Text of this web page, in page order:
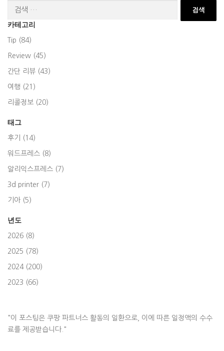
카테고리
Tip (84)
Review (45)
간단 리뷰 (43)
여행 (21)
리콜정보 (20)
태그
후기 (14)
워드프레스 (8)
알리익스프레스 (7)
3d printer (7)
기아 (5)
년도
2026 (8)
2025 (78)
2024 (200)
2023 (66)
"이 포스팅은 쿠팡 파트너스 활동의 일환으로, 이에 따른 일정액의 수수
료를 제공받습니다."